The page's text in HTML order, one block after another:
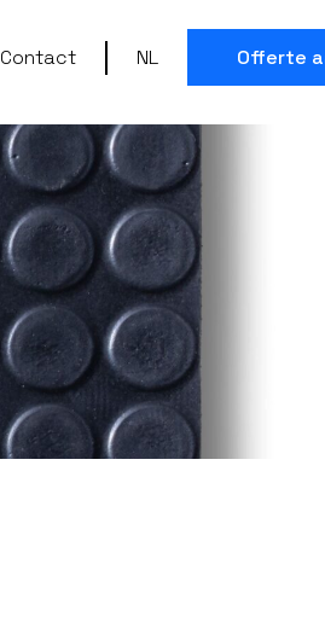
Contact NL Offerte